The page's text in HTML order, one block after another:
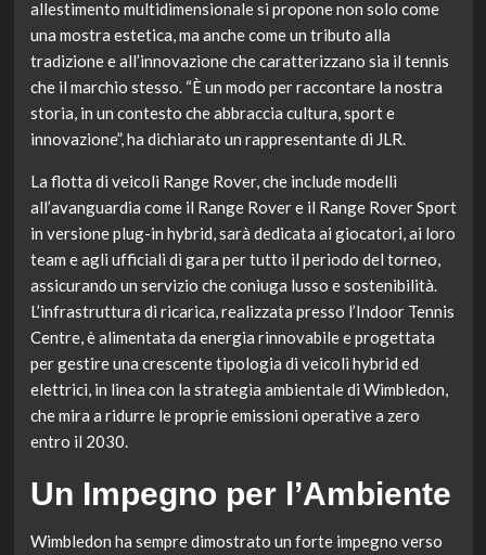
allestimento multidimensionale si propone non solo come
una mostra estetica, ma anche come un tributo alla
tradizione e all’innovazione che caratterizzano sia il tennis
che il marchio stesso. “È un modo per raccontare la nostra
storia, in un contesto che abbraccia cultura, sport e
innovazione”, ha dichiarato un rappresentante di JLR.
La flotta di veicoli Range Rover, che include modelli
all’avanguardia come il Range Rover e il Range Rover Sport
in versione plug-in hybrid, sarà dedicata ai giocatori, ai loro
team e agli ufficiali di gara per tutto il periodo del torneo,
assicurando un servizio che coniuga lusso e sostenibilità.
L’infrastruttura di ricarica, realizzata presso l’Indoor Tennis
Centre, è alimentata da energia rinnovabile e progettata
per gestire una crescente tipologia di veicoli hybrid ed
elettrici, in linea con la strategia ambientale di Wimbledon,
che mira a ridurre le proprie emissioni operative a zero
entro il 2030.
Un Impegno per l’Ambiente
Wimbledon ha sempre dimostrato un forte impegno verso